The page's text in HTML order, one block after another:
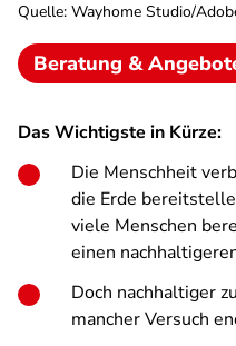
Quelle: Wayhome Studio/
Beratung &
Das Wichtigste in Kürze:
Die Menschheit
die Erde
viele Menschen
einen
Doch nachhaltiger
mancher Versuch